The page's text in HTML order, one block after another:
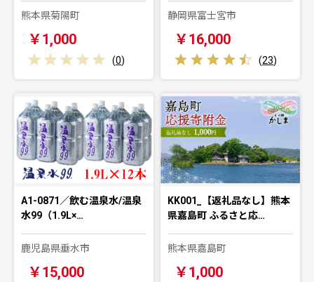
熊本県菊陽町
￥1,000
(0)
静岡県富士宮市
￥16,000
(23)
A1-0871／飲む温泉水/温泉
水99（1.9L×…
鹿児島県垂水市
￥15,000
KK001_【返礼品なし】熊本
県嘉島町 ふるさと応…
熊本県嘉島町
￥1,000